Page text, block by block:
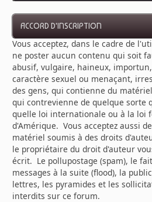
ACCORD D'INSCRIPTION
Vous acceptez, dans le cadre de
ne poster aucun contenu qui soit
abusif, vulgaire, haineux,
caractère sexuel ou menaçant,
des gens, qui contienne du
qui contrevienne de quelque sorte
quelle loi internationale ou à la loi
d'Amérique. Vous acceptez aussi
matériel soumis à des droits
le propriétaire du droit d'auteur
écrit. Le pollupostage (spam), le
messages à la suite (flood), la
lettres, les pyramides et les
interdits sur ce forum.